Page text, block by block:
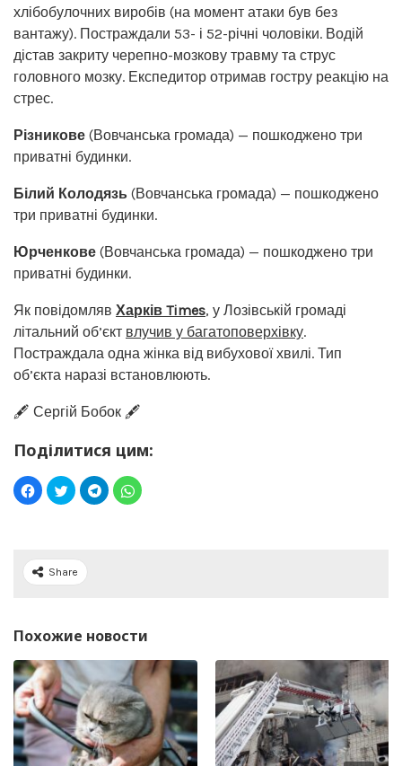
хлібобулочних виробів (на момент атаки був без
вантажу). Постраждали 53- і 52-річні чоловіки. Водій
дістав закриту черепно-мозкову травму та струс
головного мозку. Експедитор отримав гостру реакцію на
стрес.
Різникове (Вовчанська громада) — пошкоджено три
приватні будинки.
Білий Колодязь (Вовчанська громада) — пошкоджено
три приватні будинки.
Юрченкове (Вовчанська громада) — пошкоджено три
приватні будинки.
Як повідомляв Харків Times, у Лозівській громаді
літальний об’єкт влучив у багатоповерхівку.
Постраждала одна жінка від вибухової хвилі. Тип
об’єкта наразі встановлюють.
🖋️ Сергій Бобок 🖋️
Поділитися цим:
Share
Похожие новости